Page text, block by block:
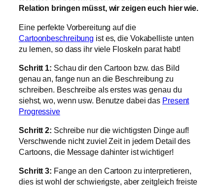
Relation bringen müsst, wir zeigen euch hier wie.
Eine perfekte Vorbereitung auf die
Cartoonbeschreibung ist es, die Vokabelliste unten
zu lernen, so dass ihr viele Floskeln parat habt!
Schritt 1: Schau dir den Cartoon bzw. das Bild
genau an, fange nun an die Beschreibung zu
schreiben. Beschreibe als erstes was genau du
siehst, wo, wenn usw. Benutze dabei das Present
Progressive
Schritt 2: Schreibe nur die wichtigsten Dinge auf!
Verschwende nicht zuviel Zeit in jedem Detail des
Cartoons, die Message dahinter ist wichtiger!
Schritt 3: Fange an den Cartoon zu interpretieren,
dies ist wohl der schwierigste, aber zeitgleich freiste